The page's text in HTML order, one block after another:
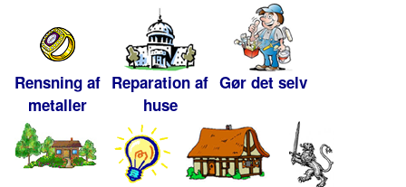
Rensning af
metaller
Reparation af
huse
Gør det selv